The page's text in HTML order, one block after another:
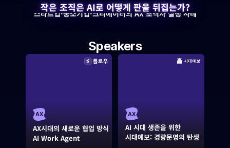
작은 조직은 AI로 어떻게 판을 뒤집는가?
스타트업·중소기업·크리에이터의 AX 초격차 실행 사례
Speakers
AX
AX시대의 새로운 협업 방식
AI Work Agent
AX
AI 시대 생존을 위한
시대예보: 경량문명의 탄생